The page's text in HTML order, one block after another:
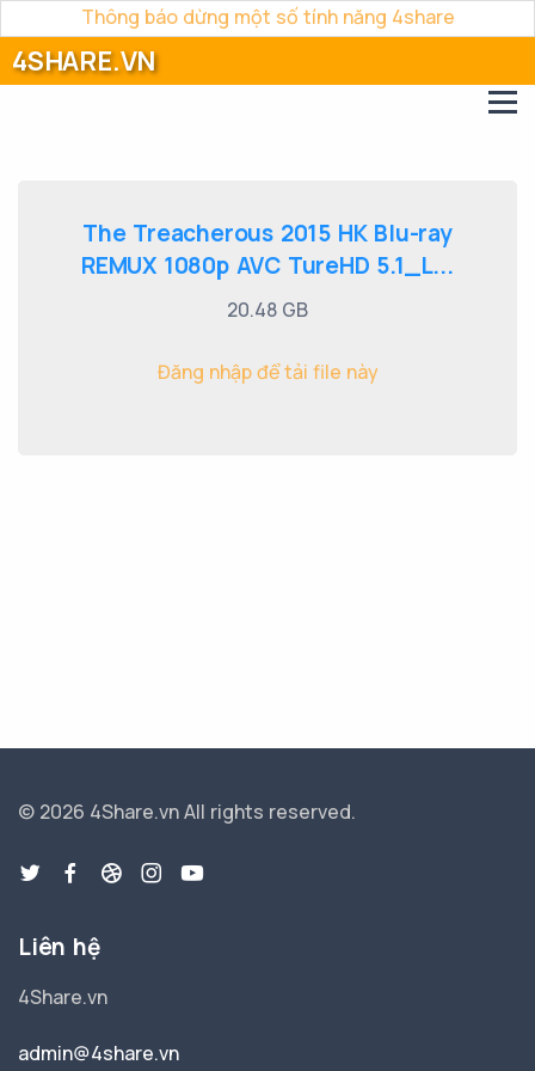
Thông báo dừng một số tính năng 4share
4SHARE.VN
The Treacherous 2015 HK Blu-ray
REMUX 1080p AVC TureHD 5.1_L...
20.48 GB
Đăng nhập để tải file này
© 2026 4Share.vnAll rights reserved.
Liên hệ
4Share.vn
admin@4share.vn